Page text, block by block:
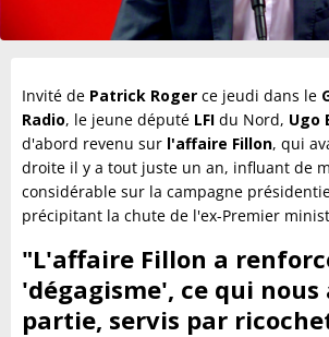
Invité de Patrick Roger ce jeudi dans le
Radio, le jeune député LFI du Nord, Ugo
d'abord revenu sur l'affaire Fillon, qui
droite il y a tout juste un an, influant de
considérable sur la campagne
précipitant la chute de l'ex-Premier
"L'affaire Fillon a
'dégagisme', ce qui nous
partie, servis par